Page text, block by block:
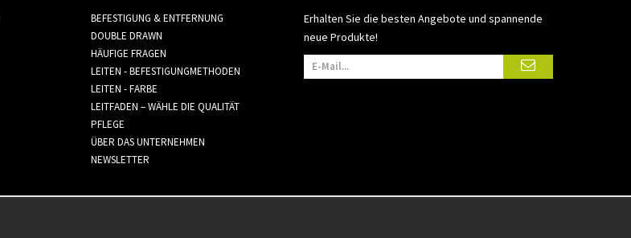
BEFESTIGUNG & ENTFERNUNG
DOUBLE DRAWN
HÄUFIGE FRAGEN
LEITEN - BEFESTIGUNGMETHODEN
LEITEN - FARBE
LEITFADEN – WÄHLE DIE QUALITÄT
PFLEGE
ÜBER DAS UNTERNEHMEN
NEWSLETTER
Erhalten Sie die besten Angebote und spannende
neue Produkte!